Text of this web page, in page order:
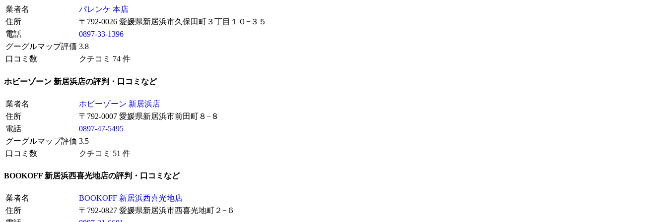
業者名
パレンケ 本店
住所
〒792-0026 愛媛県新居浜市久保田町３丁目１０−３５
電話
0897-33-1396
グーグルマップ評価 3.8
口コミ数
クチコミ 74 件
ホビーゾーン 新居浜店の評判・口コミなど
業者名
ホビーゾーン 新居浜店
住所
〒792-0007 愛媛県新居浜市前田町８−８
電話
0897-47-5495
グーグルマップ評価 3.5
口コミ数
クチコミ 51 件
BOOKOFF 新居浜西喜光地店の評判・口コミなど
業者名
BOOKOFF 新居浜西喜光地店
住所
〒792-0827 愛媛県新居浜市西喜光地町２−６